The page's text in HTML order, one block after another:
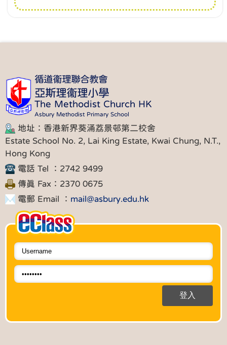
循道衞理聯合教會
亞斯理衞理小學
The Methodist Church HK
Asbury Methodist Primary School
地址：香港新界葵涌荔景邨第二校舍
Estate School No. 2, Lai King Estate, Kwai Chung, N.T.,
Hong Kong
電話 Tel ：2742 9499
傳真 Fax：2370 0675
電郵 Email ： mail@asbury.edu.hk